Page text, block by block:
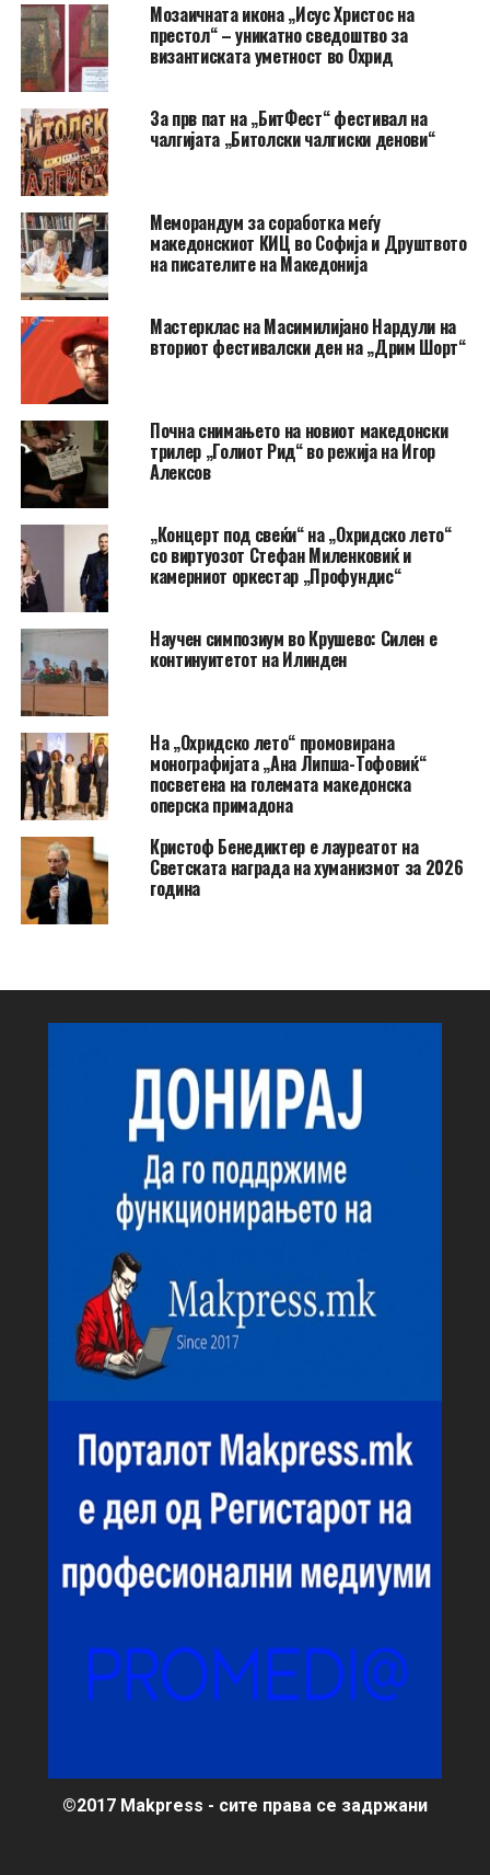
Мозаичната икона „Исус Христос на
престол“ – уникатно сведоштво за
византиската уметност во Охрид
За прв пат на „БитФест“ фестивал на
чалгијата „Битолски чалгиски денови“
Меморандум за соработка меѓу
македонскиот КИЦ во Софија и Друштвото
на писателите на Македонија
Мастерклас на Масимилијано Нардули на
вториот фестивалски ден на „Дрим Шорт“
Почна снимањето на новиот македонски
трилер „Голиот Рид“ во режија на Игор
Алексов
„Концерт под свеќи“ на „Охридско лето“
со виртуозот Стефан Миленковиќ и
камерниот оркестар „Профундис“
Научен симпозиум во Крушево: Силен е
континуитетот на Илинден
На „Охридско лето“ промовирана
монографијата „Ана Липша-Тофовиќ“
посветена на големата македонска
оперска примадона
Кристоф Бенедиктер е лауреатот на
Светската награда на хуманизмот за 2026
година
©2017 Makpress - сите права се задржани